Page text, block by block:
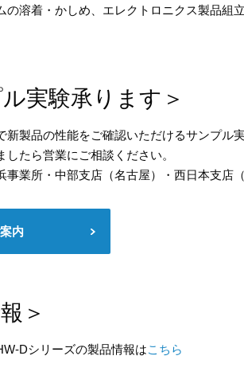
の溶着・かしめ、エレクトロニクス製品
実験承ります＞
新製品の性能をご確認いただけるサンプル
したら営業にご相談ください。
事業所・中部支店（名古屋）・西日本支店
内
＞
Dシリーズの製品情報はこちら